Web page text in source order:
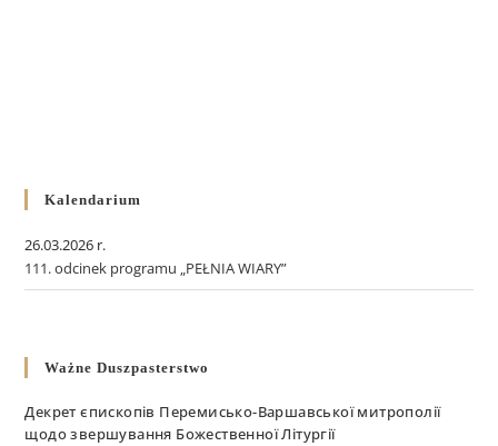
Kalendarium
26.03.2026 r.
111. odcinek programu „PEŁNIA WIARY”
Ważne Duszpasterstwo
Декрет єпископів Перемисько-Варшавської митрополії
щодо звершування Божественної Літургії